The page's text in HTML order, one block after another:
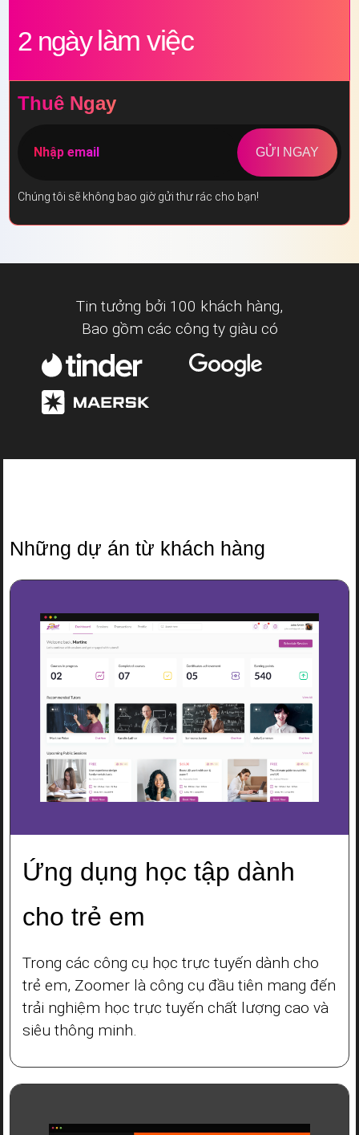
2 ngàylàm việc
Thuê Ngay
GỬI NGAY
Chúng tôi sẽ không bao giờ gửi thư rác cho bạn!
Tin tưởng bởi 100 khách hàng,
Bao gồm các công ty giàu có
Những dự án từ khách hàng
Ứng dụng học tập dành
cho trẻ em
Trong các công cụ học trực tuyến dành cho
trẻ em, Zoomer là công cụ đầu tiên mang đến
trải nghiệm học trực tuyến chất lượng cao và
siêu thông minh.